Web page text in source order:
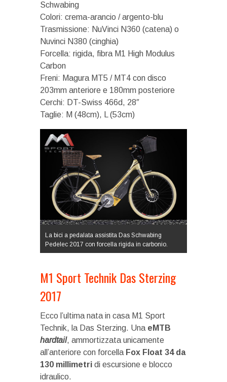
Schwabing
Colori: crema-arancio / argento-blu
Trasmissione: NuVinci N360 (catena) o
Nuvinci N380 (cinghia)
Forcella: rigida, fibra M1 High Modulus
Carbon
Freni: Magura MT5 / MT4 con disco
203mm anteriore e 180mm posteriore
Cerchi: DT-Swiss 466d, 28″
Taglie: M (48cm), L (53cm)
La bici a pedalata assistita Das Schwabing
Pedelec 2017 con forcella rigida in carbonio.
M1 Sport Technik Das Sterzing
2017
Ecco l’ultima nata in casa M1 Sport
Technik, la Das Sterzing. Una eMTB
hardtail, ammortizzata unicamente
all’anteriore con forcella Fox Float 34 da
130 millimetri di escursione e blocco
idraulico.